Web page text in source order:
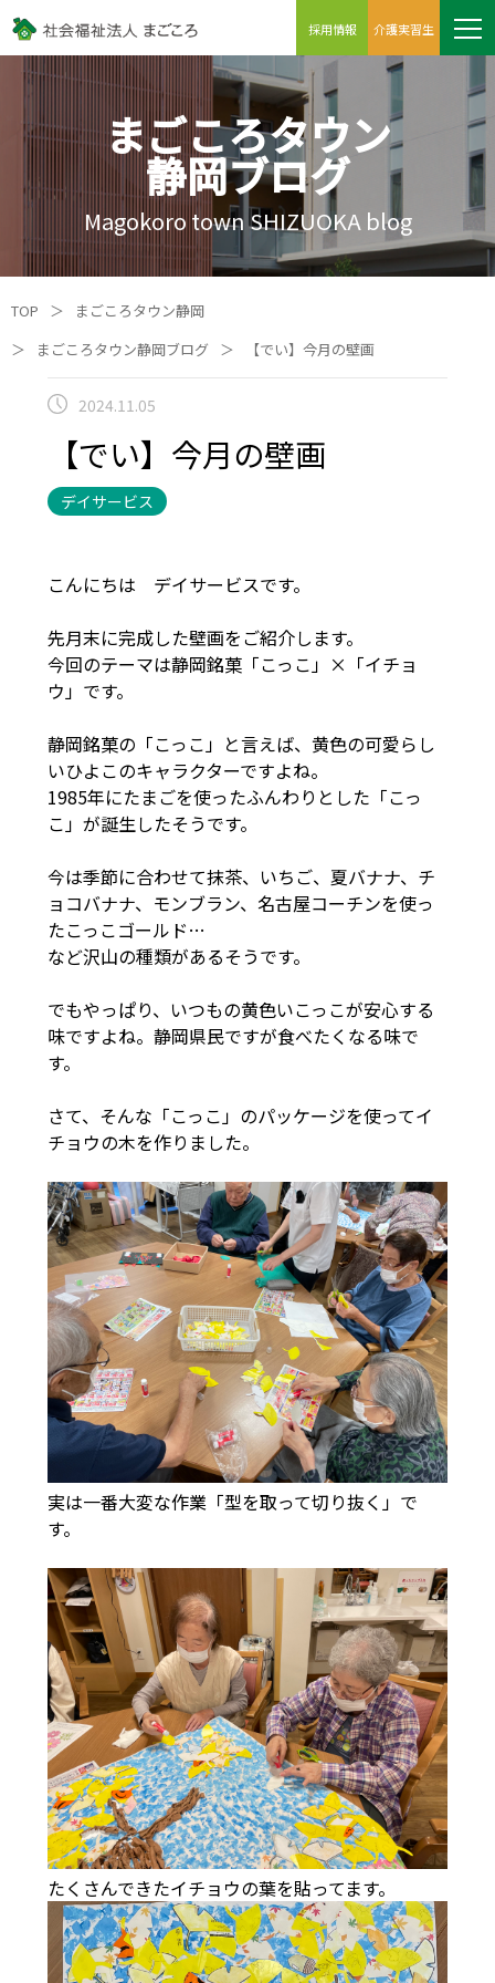
採用情報 介護実習生
まごころタウン
静岡ブログ
Magokoro town SHIZUOKA blog
TOP ＞
まごころタウン静岡
＞
まごころタウン静岡ブログ ＞ 【でい】今月の壁画
2024.11.05
【でい】今月の壁画
デイサービス
こんにちは デイサービスです。
先月末に完成した壁画をご紹介します。
今回のテーマは静岡銘菓「こっこ」×「イチョ
ウ」です。
静岡銘菓の「こっこ」と言えば、黄色の可愛らし
いひよこのキャラクターですよね。
1985年にたまごを使ったふんわりとした「こっ
こ」が誕生したそうです。
今は季節に合わせて抹茶、いちご、夏バナナ、チ
ョコバナナ、モンブラン、名古屋コーチンを使っ
たこっこゴールド…
など沢山の種類があるそうです。
でもやっぱり、いつもの黄色いこっこが安心する
味ですよね。静岡県民ですが食べたくなる味で
す。
さて、そんな「こっこ」のパッケージを使ってイ
チョウの木を作りました。
実は一番大変な作業「型を取って切り抜く」で
す。
たくさんできたイチョウの葉を貼ってます。